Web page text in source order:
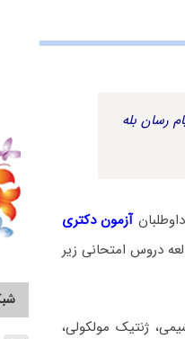
رسان بله
آزمون دکتری
دروس امتحانی زیر
ژنتیک مولکولی،